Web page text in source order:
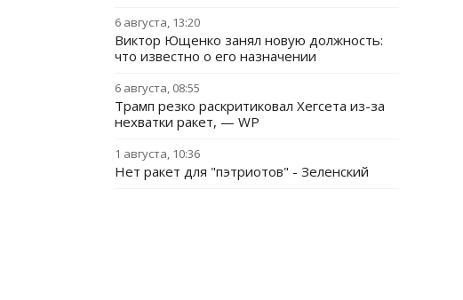
6 августа, 13:20
Виктор Ющенко занял новую должность:
что известно о его назначении
6 августа, 08:55
Трамп резко раскритиковал Хегсета из-за
нехватки ракет, — WP
1 августа, 10:36
Нет ракет для "пэтриотов" - Зеленский